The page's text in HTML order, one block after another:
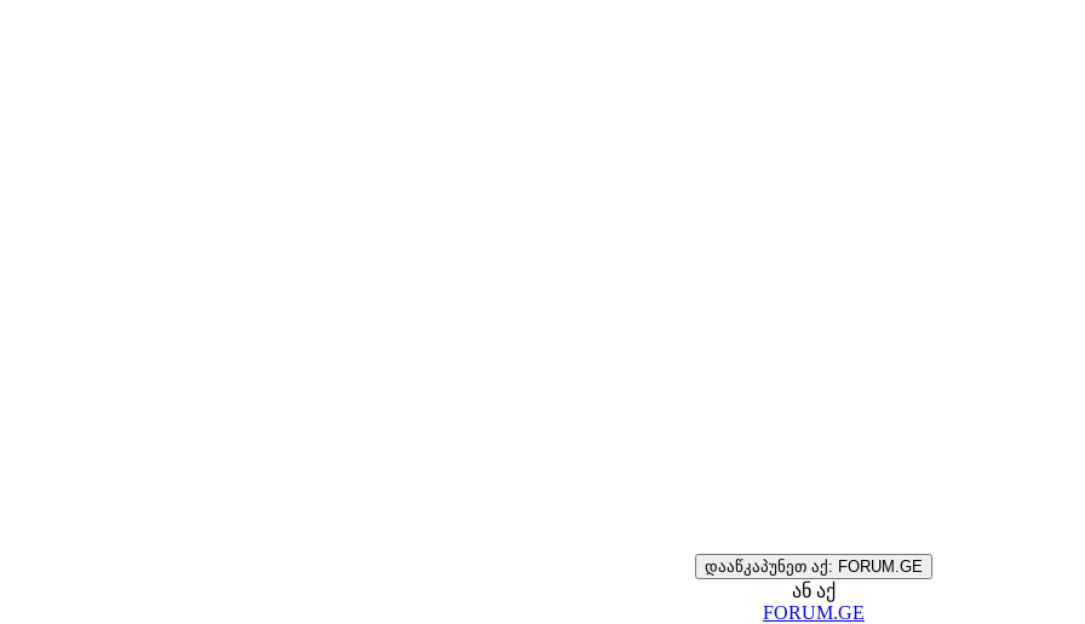
დააწკაპუნეთ აქ: FORUM.GE
ან აქ
FORUM.GE